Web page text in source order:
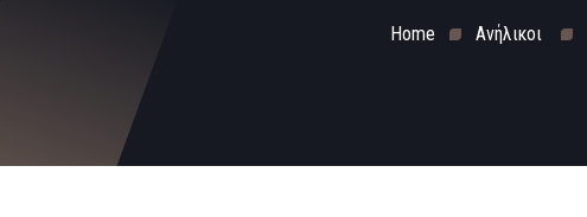
Home Ανήλικοι